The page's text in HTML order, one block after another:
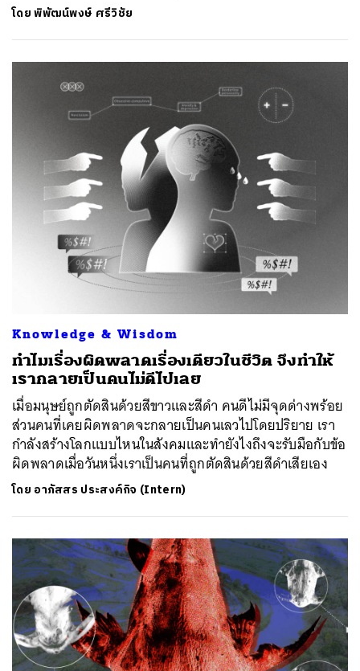
โดยพิพัฒน์พงษ์ ศรีวิชัย
Knowledge & Wisdom
ทำไมเรื่องผิดพลาดเรื่องเดียวในชีวิต จึงทำให้
เรากลายเป็นคนไม่ดีไปเลย
เมื่อมนุษย์ถูกตัดสินด้วยสีขาวและสีดำ คนดีไม่มีจุดด่างพร้อย
ส่วนคนที่เคยผิดพลาดจะกลายเป็นคนเลวไปโดยปริยาย เรา
กำลังสร้างโลกแบบไหนในสังคมและทำยังไงถึงจะรับมือกับข้อ
ผิดพลาดเมื่อวันหนึ่งเราเป็นคนที่ถูกตัดสินด้วยสีดำเสียเอง
โดย อาภัสสร ประสงค์กิจ (Intern)